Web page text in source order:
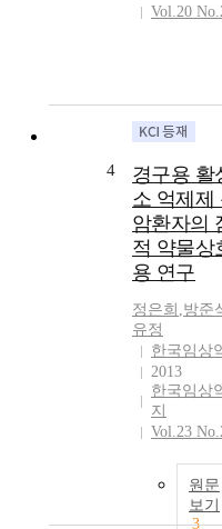
Vol.20
4
경구용 활
소 억제제
암환자의
적 약물상
용 연구
정은희 ,방준
유정
한국임상
2013
한국임상
지
Vol.23
원문
보기
3